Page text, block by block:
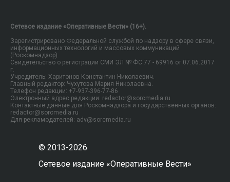
Сетевое издание «Оперативные Вести» (16+).
Зарегистрировано Федеральной службой по надзору в сфере связи,
информационных технологий и массовых коммуникаций
(Роскомнадзор).
Свидетельство о регистрации СМИ ЭЛ № ФС 77 - 69916 от 07.06.2017
г.
Учредитель: Харитонов Константин Николаевич.
Главный редактор: Чухутова Мария Николаевна.
Телефон редакции: +7-937-396-77-86
Электронный адрес редакции: redactor@sorcmedia.ru
Контактные данные для Роскомнадзора и государственных органов:
redactor@sorcmedia.ru
Для рекламодателей: adv@sorcmedia.ru
© 2013-2026
Сетевое издание «Оперативные Вести»